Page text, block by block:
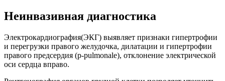
Неинвазивная диагностика
Электрокардиография(ЭКГ) выявляет признаки гипертрофии
и перегрузки правого желудочка, дилатации и гипертрофии
правого предсердия (p-pulmonale), отклонение электрической
оси сердца вправо.